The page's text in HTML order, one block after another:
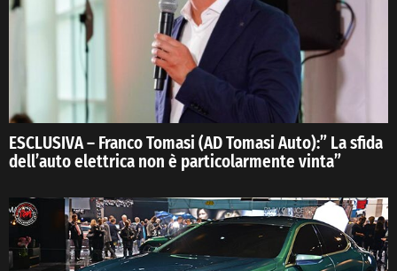
ESCLUSIVA – Franco Tomasi (AD Tomasi Auto):” La sfida
dell’auto elettrica non è particolarmente vinta”